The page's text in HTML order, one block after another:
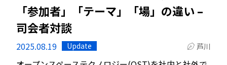
「参加者」「テーマ」「場」の違い –
司会者対談
2025.08.19 Update 芦川